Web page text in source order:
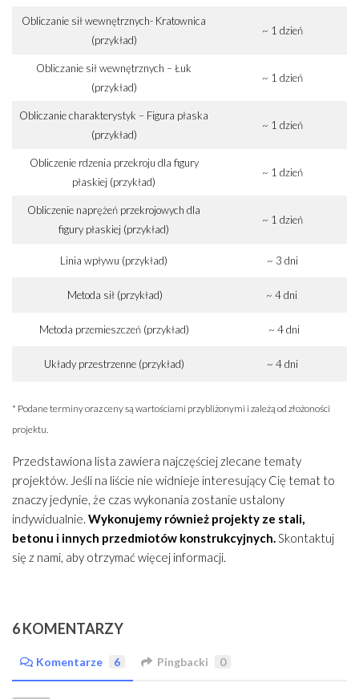
Obliczanie sił wewnętrznych- Kratownica
(przykład)
~ 1 dzień
Obliczanie sił wewnętrznych – Łuk
(przykład)
~ 1 dzień
Obliczanie charakterystyk – Figura płaska
(przykład)
~ 1 dzień
Obliczenie rdzenia przekroju dla figury
płaskiej (przykład)
~ 1 dzień
Obliczenie naprężeń przekrojowych dla
figury płaskiej (przykład)
~ 1 dzień
Linia wpływu (przykład) ~ 3 dni
Metoda sił (przykład) ~ 4 dni
Metoda przemieszczeń (przykład) ~ 4 dni
Układy przestrzenne (przykład) ~ 4 dni
* Podane terminy oraz ceny są wartościami przybliżonymi i zależą od złożoności
projektu.
Przedstawiona lista zawiera najczęściej zlecane tematy
projektów. Jeśli na liście nie widnieje interesujący Cię temat to
znaczy jedynie, że czas wykonania zostanie ustalony
indywidualnie. Wykonujemy również projekty ze stali,
betonu i innych przedmiotów konstrukcyjnych.Skontaktuj
się z nami, aby otrzymać więcej informacji.
6 KOMENTARZY
Komentarze 6 Pingbacki 0